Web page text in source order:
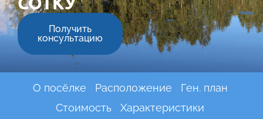
Получить
консультацию
О посёлке Расположение
Ген. план
Стоимость
Характеристики